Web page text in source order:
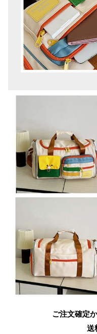
ご注文確定
送